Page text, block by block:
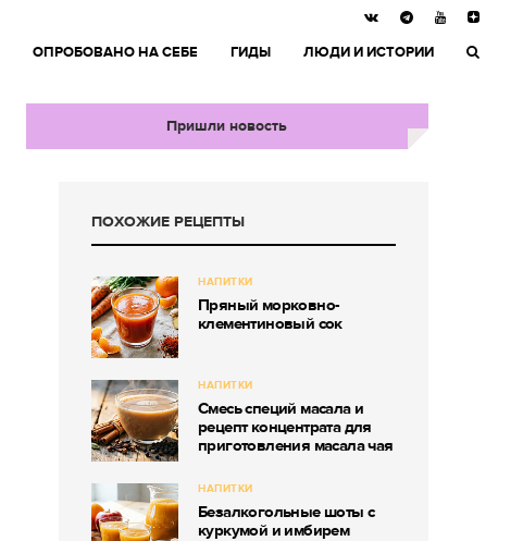
ОПРОБОВАНО НА СЕБЕ ГИДЫ ЛЮДИ И ИСТОРИИ
Пришли новость
ПОХОЖИЕ РЕЦЕПТЫ
НАПИТКИ
Пряный морковно-
клементиновый сок
НАПИТКИ
Смесь специй масала и
рецепт концентрата для
приготовления масала чая
НАПИТКИ
Безалкогольные шоты с
куркумой и имбирем